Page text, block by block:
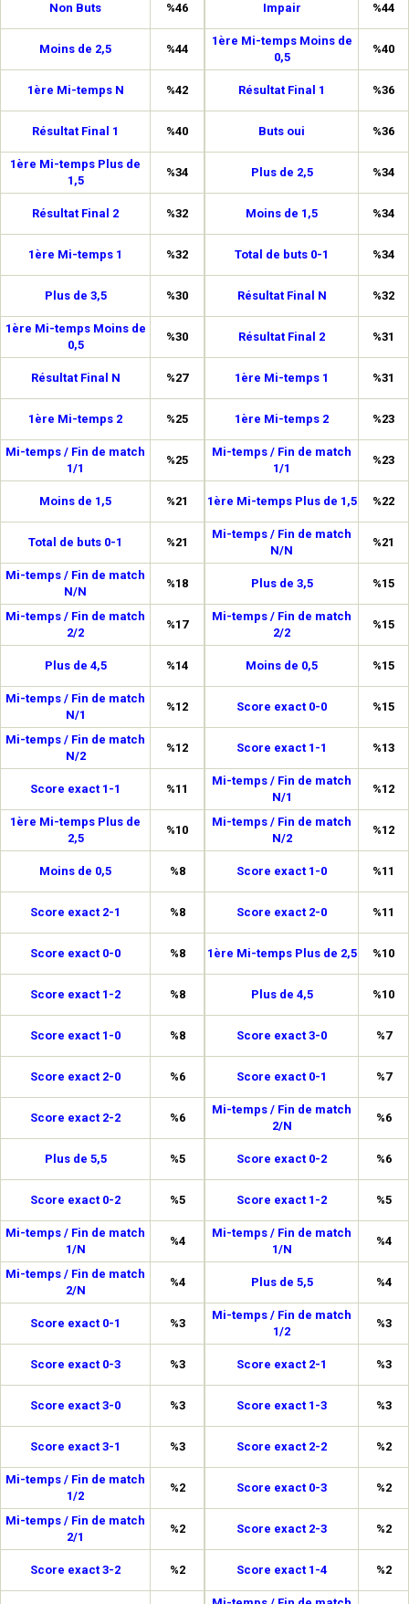
Non Buts %46
Moins de 2,5 %44
1ère Mi-temps N %42
Résultat Final 1 %40
1ère Mi-temps Plus de
1,5
%34
Résultat Final 2 %32
1ère Mi-temps 1 %32
Plus de 3,5 %30
1ère Mi-temps Moins de
0,5
%30
Résultat Final N %27
1ère Mi-temps 2 %25
Mi-temps / Fin de match
1/1
%25
Moins de 1,5 %21
Total de buts 0-1 %21
Mi-temps / Fin de match
N/N
%18
Mi-temps / Fin de match
2/2
%17
Plus de 4,5 %14
Mi-temps / Fin de match
N/1
%12
Mi-temps / Fin de match
N/2
%12
Score exact 1-1 %11
1ère Mi-temps Plus de
2,5
%10
Moins de 0,5 %8
Score exact 2-1 %8
Score exact 0-0 %8
Score exact 1-2 %8
Score exact 1-0 %8
Score exact 2-0 %6
Score exact 2-2 %6
Plus de 5,5 %5
Score exact 0-2 %5
Mi-temps / Fin de match
1/N
%4
Mi-temps / Fin de match
2/N
%4
Score exact 0-1 %3
Score exact 0-3 %3
Score exact 3-0 %3
Score exact 3-1 %3
Mi-temps / Fin de match
1/2
%2
Mi-temps / Fin de match
2/1
%2
Score exact 3-2 %2
Impair %44
1ère Mi-temps Moins de
0,5
%40
Résultat Final 1 %36
Buts oui %36
Plus de 2,5 %34
Moins de 1,5 %34
Total de buts 0-1 %34
Résultat Final N %32
Résultat Final 2 %31
1ère Mi-temps 1 %31
1ère Mi-temps 2 %23
Mi-temps / Fin de match
1/1
%23
1ère Mi-temps Plus de 1,5 %22
Mi-temps / Fin de match
N/N
%21
Plus de 3,5 %15
Mi-temps / Fin de match
2/2
%15
Moins de 0,5 %15
Score exact 0-0 %15
Score exact 1-1 %13
Mi-temps / Fin de match
N/1
%12
Mi-temps / Fin de match
N/2
%12
Score exact 1-0 %11
Score exact 2-0 %11
1ère Mi-temps Plus de 2,5 %10
Plus de 4,5 %10
Score exact 3-0 %7
Score exact 0-1 %7
Mi-temps / Fin de match
2/N
%6
Score exact 0-2 %6
Score exact 1-2 %5
Mi-temps / Fin de match
1/N
%4
Plus de 5,5 %4
Mi-temps / Fin de match
1/2
%3
Score exact 2-1 %3
Score exact 1-3 %3
Score exact 2-2 %2
Score exact 0-3 %2
Score exact 2-3 %2
Score exact 1-4 %2